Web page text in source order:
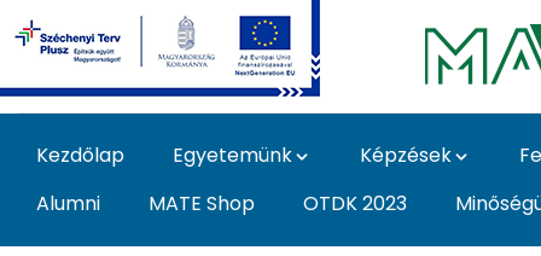
Ugrás a fő tartalomhoz
Kezdőlap Egyetemünk Képzések
Alumni
MATE Shop OTDK 2023